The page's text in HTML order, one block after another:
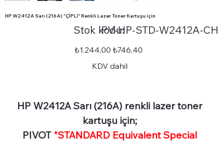
HP W2412A Sarı (216A) "ÇİPLİ" Renkli Lazer Toner Kartuşu için
Stok kodu:
kodu:
STD-
W2412A-
PV-HP-STD-W2412A-
Orijinal
fiyat
₺1.244,00 İndirimli
fiyat
₺746,40
KDV dahil
HP W2412A Sarı (216A) renkli lazer toner
kartuşu için;
PIVOT "STANDARD Equivalent Special